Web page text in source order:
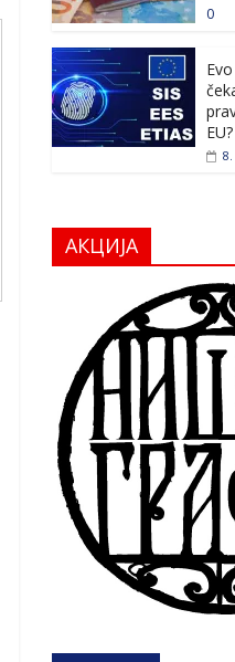
0
EU?
АКЦИЈА